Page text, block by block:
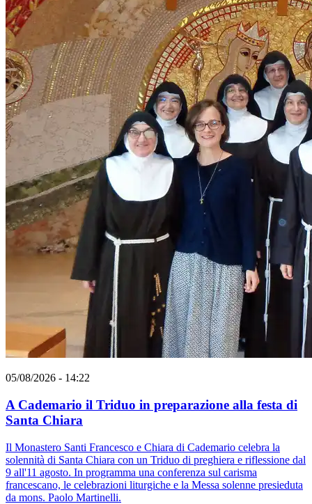
05/08/2026 - 14:22
A Cademario il Triduo in preparazione alla festa di
Santa Chiara
Il Monastero Santi Francesco e Chiara di Cademario celebra la
solennità di Santa Chiara con un Triduo di preghiera e riflessione dal
9 all'11 agosto. In programma una conferenza sul carisma
francescano, le celebrazioni liturgiche e la Messa solenne presieduta
da mons. Paolo Martinelli.